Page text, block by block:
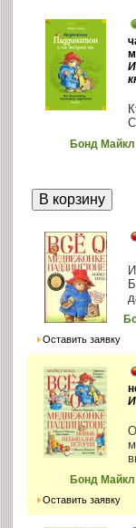
Бонд Майкл
Оставить заявку
Бонд Майкл
Оставить заявку